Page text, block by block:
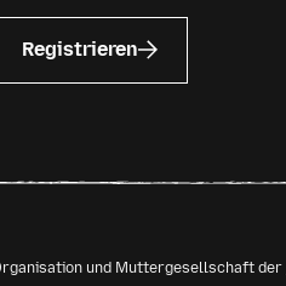
Registrieren
und Muttergesellschaft der